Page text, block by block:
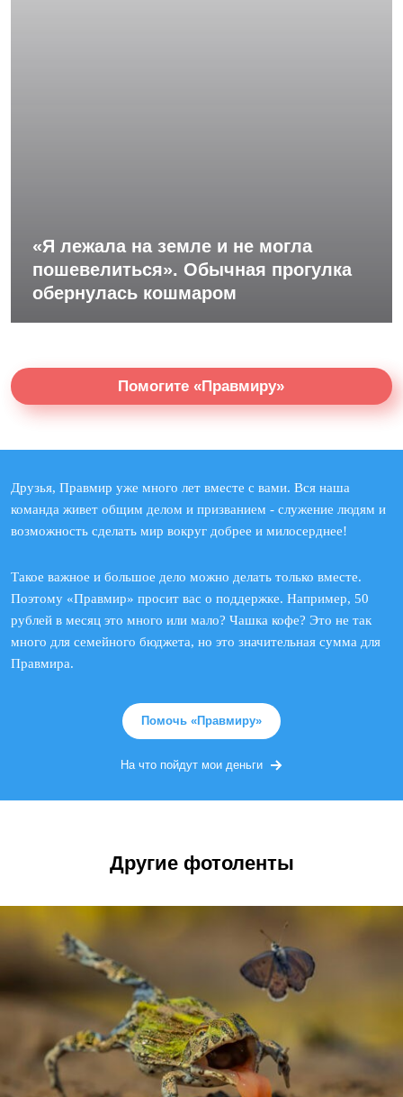
«Я лежала на земле и не могла
пошевелиться». Обычная прогулка
обернулась кошмаром
Помогите «Правмиру»
Друзья, Правмир уже много лет вместе с вами. Вся наша
команда живет общим делом и призванием - служение людям и
возможность сделать мир вокруг добрее и милосерднее!
Такое важное и большое дело можно делать только вместе.
Поэтому «Правмир» просит вас о поддержке. Например, 50
рублей в месяц это много или мало? Чашка кофе? Это не так
много для семейного бюджета, но это значительная сумма для
Правмира.
Помочь «Правмиру»
На что пойдут мои деньги
Другие фотоленты